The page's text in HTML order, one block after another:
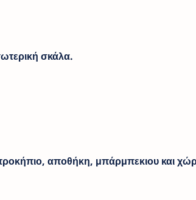
σκάλα.
αποθήκη, μπάρμπεκιου και